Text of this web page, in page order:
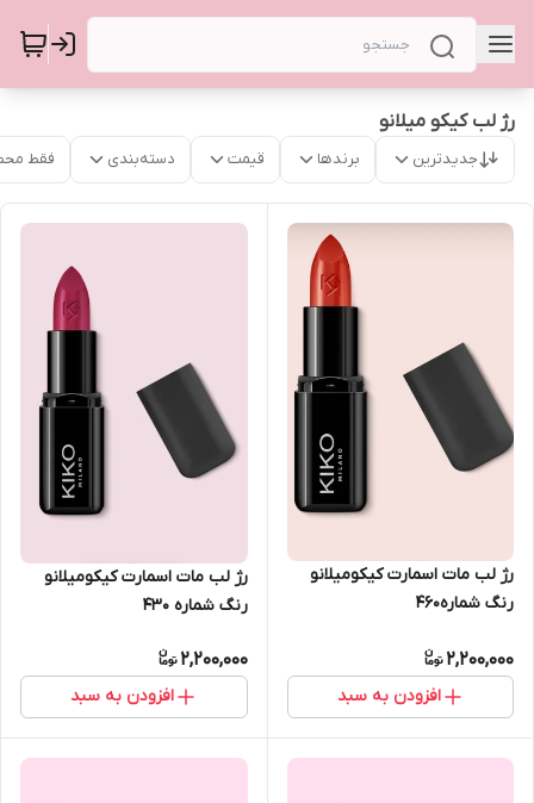
رژ لب کیکو میلانو
جدیدترین برندها قیمت دسته‌بندی فقط
رژ لب مات اسمارت کیکومیلانو
رنگ شماره460
2,200,000
افزودن به سبد
رژ لب مات اسمارت کیکومیلانو
رنگ شماره 430
2,200,000
افزودن به سبد